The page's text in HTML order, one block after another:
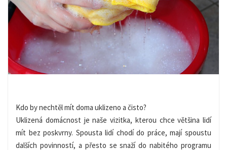
Kdo by nechtěl mít doma uklizeno a čisto?
Uklizená domácnost je naše vizitka, kterou chce většina lidí
mít bez poskvrny. Spousta lidí chodí do práce, mají spoustu
dalších povinností, a přesto se snaží do nabitého programu